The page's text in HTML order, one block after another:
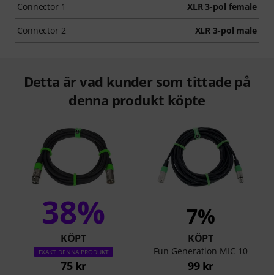
Connector 1 XLR 3-pol female
Connector 2 XLR 3-pol male
Detta är vad kunder som tittade på
denna produkt köpte
38%
KÖPT
EXAKT DENNA PRODUKT
75 kr
7%
KÖPT
Fun Generation MIC 10
99 kr